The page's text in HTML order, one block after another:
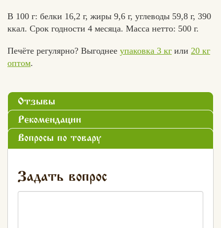
В 100 г: белки 16,2 г, жиры 9,6 г, углеводы 59,8 г, 390
ккал. Срок годности 4 месяца. Масса нетто: 500 г.
Печёте регулярно? Выгоднее упаковка 3 кг или 20 кг
оптом.
Отзывы
Рекомендации
Вопросы по товару
Задать вопрос